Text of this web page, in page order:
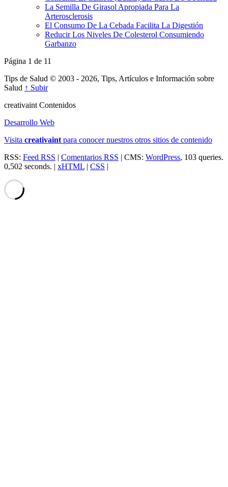
La Semilla De Girasol Apropiada Para La
Arterosclerosis
El Consumo De La Cebada Facilita La Digestión
Reducir Los Niveles De Colesterol Consumiendo
Garbanzo
Página 1 de 11
Tips de Salud © 2003 - 2026, Tips, Artículos e Información sobre
Salud ↑ Subir
creativaint Contenidos
Desarrollo Web
Visita creativaint para conocer nuestros otros sitios de contenido
RSS: Feed RSS | Comentarios RSS | CMS: WordPress, 103 queries.
0,502 seconds. | xHTML | CSS |